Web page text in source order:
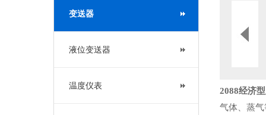
变送器
液位变送器
温度仪表
2088经济
气体、蒸